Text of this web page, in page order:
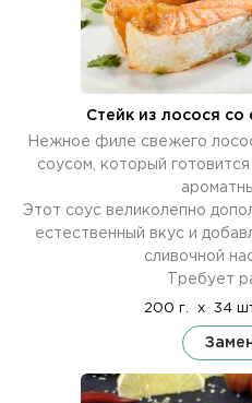
Стейк из лосося
Нежное филе свежего
соусом, который
Этот соус великолепно
естественный вкус и
сливочной
Требует
200 г. x 34